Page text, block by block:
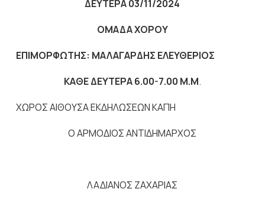
ΔΕΥΤΕΡΑ 03/11/2024
ΟΜΑΔΑ ΧΟΡΟΥ
ΕΠΙΜΟΡΦΩΤΗΣ: ΜΑΛΑΓΑΡΔΗΣ ΕΛΕΥΘΕΡΙΟΣ
ΚΑΘΕ ΔΕΥΤΕΡΑ 6.00-7.00 Μ.Μ.
ΧΩΡΟΣ ΑΙΘΟΥΣΑ ΕΚΔΗΛΩΣΕΩΝ ΚΑΠΗ
Ο ΑΡΜΟΔΙΟΣ ΑΝΤΙΔΗΜΑΡΧΟΣ
ΛΑΔΙΑΝΟΣ ΖΑΧΑΡΙΑΣ